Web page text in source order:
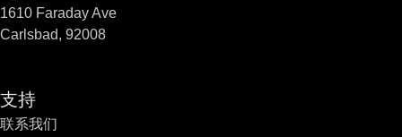
1610 Faraday Ave
Carlsbad, 92008
支持
联系我们